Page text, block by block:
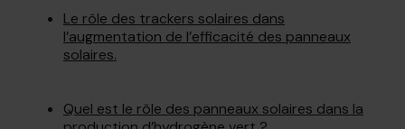
Le rôle des trackers solaires dans
l’augmentation de l’efficacité des panneaux
solaires.
Quel est le rôle des panneaux solaires dans la